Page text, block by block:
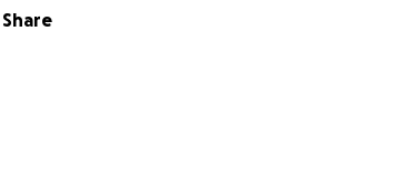
Share